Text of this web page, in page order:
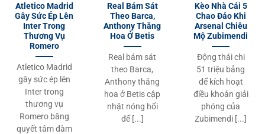
Atletico Madrid
Gây Sức Ép Lên
Inter Trong
Thương Vụ
Romero
Atletico Madrid
gây sức ép lên
Inter trong
thương vụ
Romero bằng
quyết tâm đàm
Real Bám Sát
Theo Barca,
Anthony Thăng
Hoa Ở Betis
Real bám sát
theo Barca,
Anthony thăng
hoa ở Betis cập
nhật nóng hổi
để [...]
Kèo Nhà Cái 5
Chao Đảo Khi
Arsenal Chiêu
Mộ Zubimendi
Động thái chi
51 triệu bảng
để kích hoạt
điều khoản giải
phóng của
Zubimendi [...]